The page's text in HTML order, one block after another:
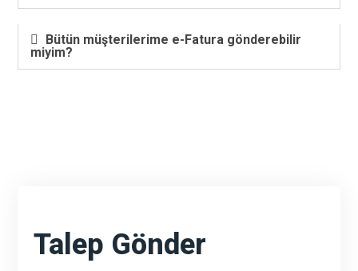
Bütün müşterilerime e-Fatura gönderebilir
miyim?
Talep Gönder